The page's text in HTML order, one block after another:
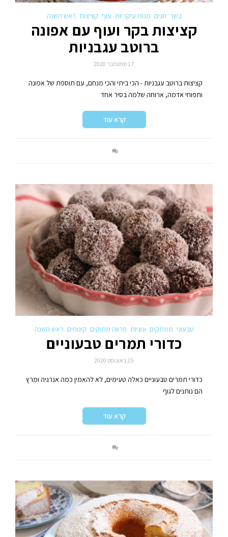
בשר חגים מנות עיקריות עוף קציצות ראש השנה
קציצות בקר ועוף עם אפונה
ברוטב עגבניות
7 בספטמבר 2020
קציצות ברוטב עגבניות - הכי ביתי והכי מנחם, עם תוספת של אפונה
ותפוחי אדמה, ארוחה שלמה בסיר אחד
קרא עוד
טבעוני ממתקים עוגיות פרווה מתוקים קינוחים ראש השנה
כדורי תמרים טבעוניים
25 באוגוסט 2020
כדורי תמרים טבעוניים כאלה טעימים, לא להאמין כמה אנרגיה ומרץ
הם נותנים לגוף
קרא עוד